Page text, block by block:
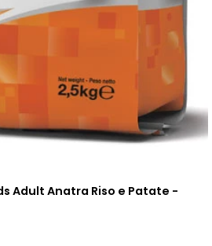
Adult Anatra Riso e Patate -